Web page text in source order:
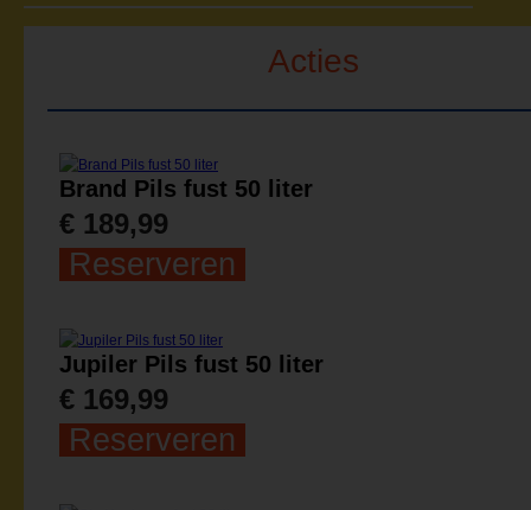
Acties
Brand Pils fust 50 liter
€ 189,99
Reserveren
Jupiler Pils fust 50 liter
€ 169,99
Reserveren